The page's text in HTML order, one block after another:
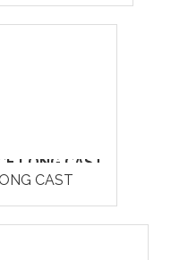
LONG CAST
CAST